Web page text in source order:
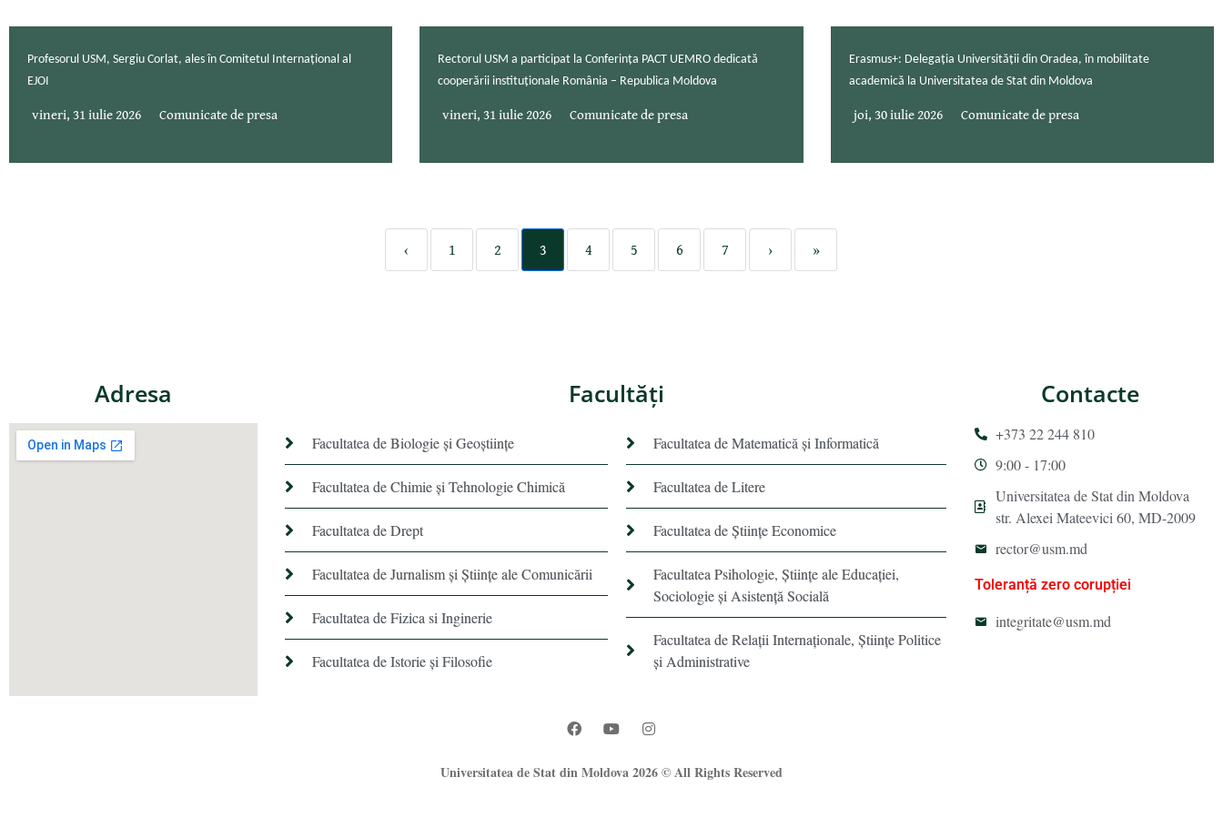
Profesorul USM, Sergiu Corlat, ales în Comitetul Internațional al
EJOI
vineri, 31 iulie 2026 Comunicate de presa
Rectorul USM a participat la Conferința PACT UEMRO dedicată
cooperării instituționale România – Republica Moldova
vineri, 31 iulie 2026 Comunicate de presa
Erasmus+: Delegația Universității din Oradea, în mobilitate
academică la Universitatea de Stat din Moldova
joi, 30 iulie 2026 Comunicate de presa
‹ 1 2 3 4 5 6 7 › »
Adresa Facultăţi
Facultatea de Biologie și Geoștiințe
Facultatea de Chimie şi Tehnologie Chimică
Facultatea de Drept
Facultatea de Jurnalism şi Ştiinţe ale Comunicării
Facultatea de Fizica si Inginerie
Facultatea de Istorie şi Filosofie
Facultatea de Matematică şi Informatică
Facultatea de Litere
Facultatea de Științe Economice
Facultatea Psihologie, Ştiinţe ale Educaţiei,
Sociologie și Asistență Socială
Facultatea de Relaţii Internaţionale, Ştiinţe Politice
şi Administrative
Contacte
+373 22 244 810
9:00 - 17:00
Universitatea de Stat din Moldova
str. Alexei Mateevici 60, MD-2009
rector@usm.md
Toleranță zero corupției
integritate@usm.md
Universitatea de Stat din Moldova 2026 © All Rights Reserved